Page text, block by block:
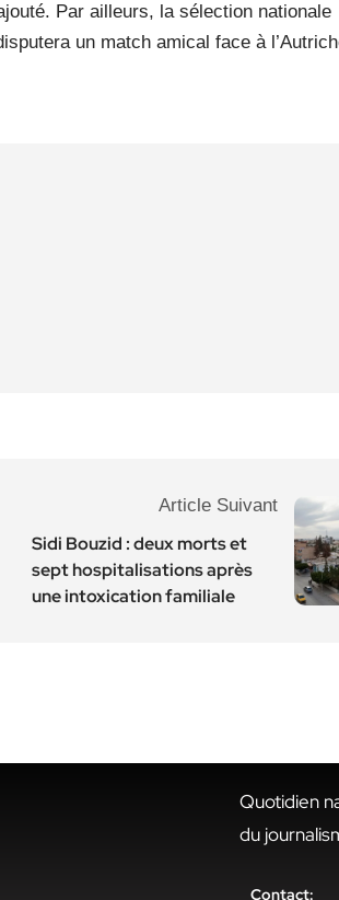
Par ailleurs, la sélection nationale
un match amical face à
Article Suivant
Sidi Bouzid : deux morts et
sept hospitalisations après
une intoxication familiale
Quotidien
du
Contact: